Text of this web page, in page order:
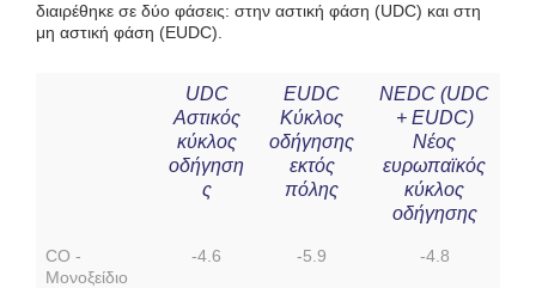
διαιρέθηκε σε δύο φάσεις: στην αστική φάση (UDC) και στη
μη αστική φάση (EUDC).
UDC
Αστικός
κύκλος
οδήγηση
ς
EUDC
Κύκλος
οδήγησης
εκτός
πόλης
NEDC (UDC
+ EUDC)
Νέος
ευρωπαϊκός
κύκλος
οδήγησης
CO -
Μονοξείδιο
-4.6 -5.9 -4.8